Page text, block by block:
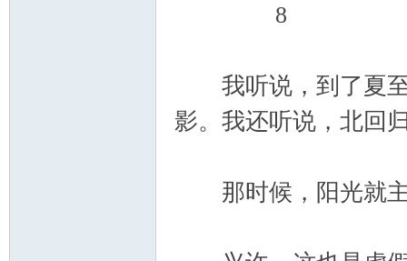
8
我听说，到了夏至
影。我还听说，北回
那时候，阳光就主